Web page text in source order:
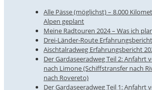
Alle Pässe (möglichst) – 8.000
Alpen geplant
Meine Radtouren 2024 – Was ich
Drei-Länder-Route
Aischtalradweg Erfahrungsbericht
Der Gardaseeradweg Teil 2: Anfahrt
nach Limone (Schiffstransfer nach
nach Rovereto)
Der Gardaseeradweg Teil 1: Anfahrt